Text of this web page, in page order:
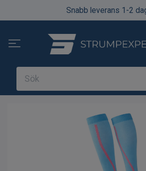
Snabb leverans 1-2